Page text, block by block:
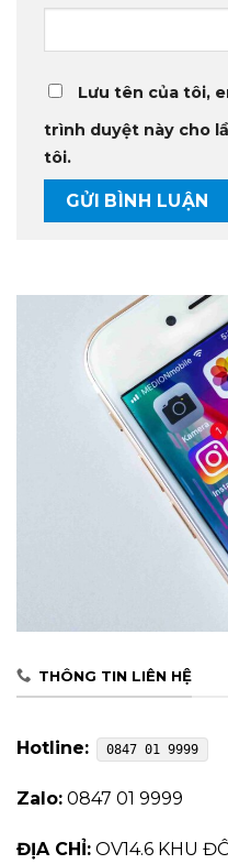
Lưu tên của tôi,
trình duyệt này cho
tôi.
THÔNG TIN LIÊN HỆ
Hotline: 0847 01 9999
Zalo: 0847 01 9999
ĐỊA CHỈ: OV14.6 KHU